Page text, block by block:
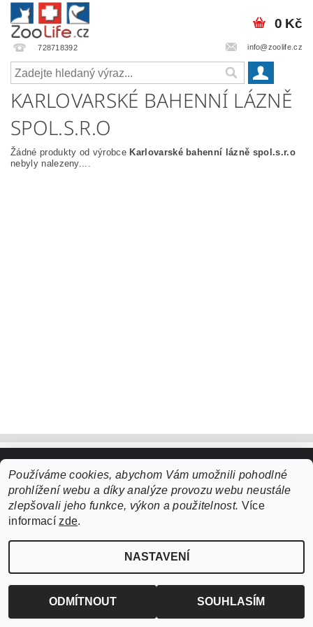
728718392 info@zoolife.cz
0 Kč
KARLOVARSKÉ BAHENNÍ LÁZNĚ
SPOL.S.R.O
Žádné produkty od výrobce Karlovarské bahenní lázně spol.s.r.o
nebyly nalezeny....
2026 ©ZooLife.cz, všechna práva vyhrazenaUpravit nastavení cookies
Vytvořil Shoptet
Používáme cookies, abychom Vám umožnili pohodlné
prohlížení webu a díky analýze provozu webu neustále
zlepšovali jeho funkce, výkon a použitelnost. Více
informacízde.
NASTAVENÍ
ODMÍTNOUT SOUHLASÍM